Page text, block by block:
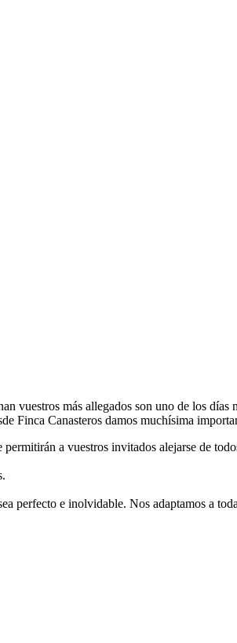
vuestros más allegados son uno de los días
Finca Canasteros damos muchísima
a vuestros invitados alejarse de
perfecto e inolvidable. Nos adaptamos a